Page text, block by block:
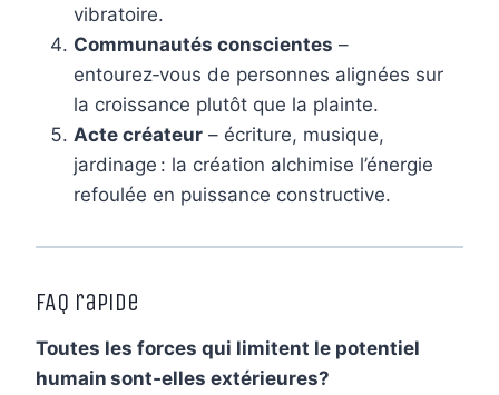
vibratoire.
Communautés conscientes –
entourez‑vous de personnes alignées sur
la croissance plutôt que la plainte.
Acte créateur – écriture, musique,
jardinage : la création alchimise l’énergie
refoulée en puissance constructive.
FAQ rapide
Toutes les forces qui limitent le potentiel
humain sont‑elles extérieures?